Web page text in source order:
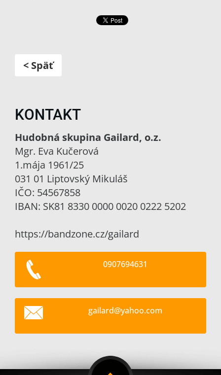
< Späť
KONTAKT
Hudobná skupina Gailard, o.z.
Mgr. Eva Kučerová
1.mája 1961/25
031 01 Liptovský Mikuláš
IČO: 54567858
IBAN: SK81 8330 0000 0020 0222 5202
https://bandzone.cz/gailard
0907694631
gailard@yahoo.com